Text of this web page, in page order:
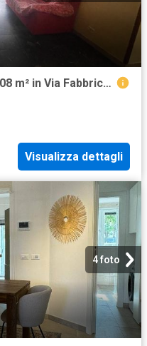
Appartamento in vendita di 108 m² in Via Fabbrica, 10
Visualizza dettagli
4 foto